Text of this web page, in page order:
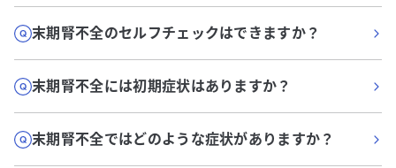
末期腎不全のセルフチェックはできますか？
末期腎不全には初期症状はありますか？
末期腎不全ではどのような症状がありますか？